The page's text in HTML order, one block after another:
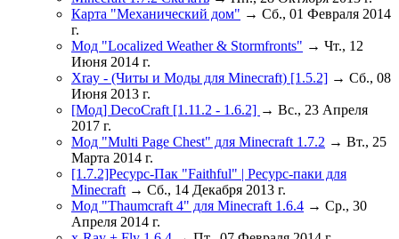
Карта "Механический дом" → Сб., 01 Февраля 2014
г.
Мод "Localized Weather & Stormfronts" → Чт., 12
Июня 2014 г.
Xray - (Читы и Моды для Minecraft) [1.5.2] → Сб., 08
Июня 2013 г.
[Мод] DecoCraft [1.11.2 - 1.6.2] → Вс., 23 Апреля
2017 г.
Мод "Multi Page Chest" для Minecraft 1.7.2 → Вт., 25
Марта 2014 г.
[1.7.2]Ресурс-Пак "Faithful" | Ресурс-паки для
Minecraft → Сб., 14 Декабря 2013 г.
Мод "Thaumcraft 4" для Minecraft 1.6.4 → Ср., 30
Апреля 2014 г.